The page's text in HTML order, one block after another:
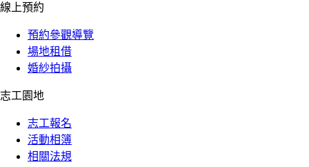
線上預約
預約參觀導覽
場地租借
婚紗拍攝
志工園地
志工報名
活動相簿
相關法規